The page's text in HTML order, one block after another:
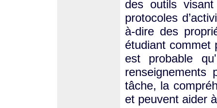
des outils
protocoles
à-dire des
étudiant commet
est probable
renseignements
tâche, la
et peuvent aider